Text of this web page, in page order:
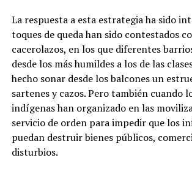
La respuesta a esta estrategia ha sido
toques de queda han sido contestados
cacerolazos, en los que diferentes
desde los más humildes a los de las
hecho sonar desde los balcones un
sartenes y cazos. Pero también cuando
indígenas han organizado en las
servicio de orden para impedir que los
puedan destruir bienes públicos,
disturbios.